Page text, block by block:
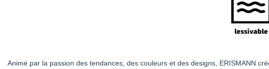
Animé par la passion des tendances, des couleurs et des designs, ERISMANN